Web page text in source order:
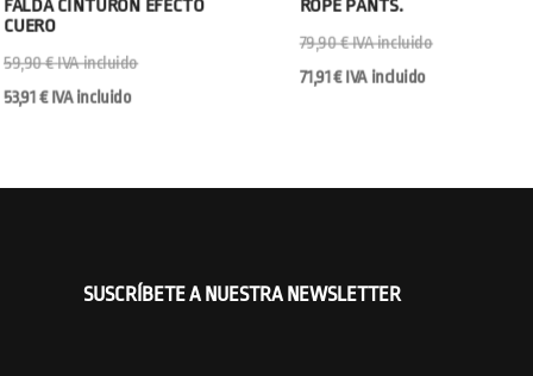
FALDA CINTURÓN EFECTO
CUERO
59,90€IVA incluido
53,91€ IVA incluido
ROPE PANTS.
79,90€ IVA incluido
71,91€ IVA incluido
SUSCRÍBETE A NUESTRA NEWSLETTER